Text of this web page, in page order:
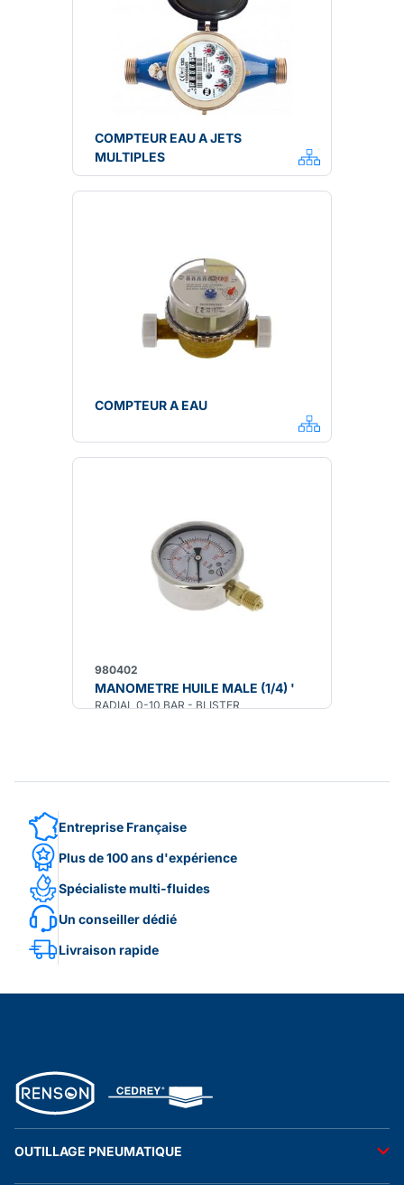
COMPTEUR EAU A JETS
MULTIPLES
COMPTEUR A EAU
980402
MANOMETRE HUILE MALE (1/4) '
RADIAL 0-10 BAR - BLISTER
Entreprise Française
Plus de 100 ans d'expérience
Spécialiste multi-fluides
Un conseiller dédié
Livraison rapide
OUTILLAGE PNEUMATIQUE